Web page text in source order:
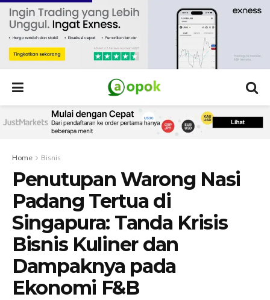
Home Bisnis
Penutupan Warong Nasi
Padang Tertua di
Singapura: Tanda Krisis
Bisnis Kuliner dan
Dampaknya pada
Ekonomi F&B